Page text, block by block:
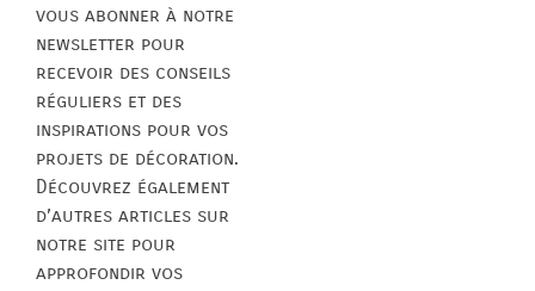
vous abonner à notre
newsletter pour
recevoir des conseils
réguliers et des
inspirations pour vos
projets de décoration.
Découvrez également
d’autres articles sur
notre site pour
approfondir vos